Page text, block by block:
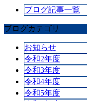
ブログ記事一覧
ブログカテゴリ
お知らせ
令和2年度
令和3年度
令和4年度
令和5年度